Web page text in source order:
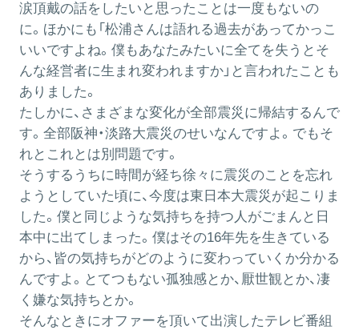
涙頂戴の話をしたいと思ったことは一度もないの
に。ほかにも「松浦さんは語れる過去があってかっこ
いいですよね。僕もあなたみたいに全てを失うとそ
んな経営者に生まれ変われますか」と言われたことも
ありました。
たしかに、さまざまな変化が全部震災に帰結するんで
す。全部阪神・淡路大震災のせいなんですよ。でもそ
れとこれとは別問題です。
そうするうちに時間が経ち徐々に震災のことを忘れ
ようとしていた頃に、今度は東日本大震災が起こりま
した。僕と同じような気持ちを持つ人がごまんと日
本中に出てしまった。僕はその16年先を生きている
から、皆の気持ちがどのように変わっていくか分かる
んですよ。とてつもない孤独感とか、厭世観とか、凄
く嫌な気持ちとか。
そんなときにオファーを頂いて出演したテレビ番組